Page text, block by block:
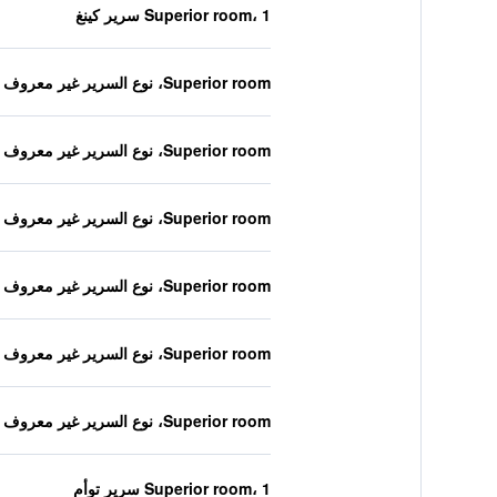
Superior room، 1 سرير كينغ
Superior room، نوع السرير غير معروف
Superior room، نوع السرير غير معروف
Superior room، نوع السرير غير معروف
Superior room، نوع السرير غير معروف
Superior room، نوع السرير غير معروف
Superior room، نوع السرير غير معروف
Superior room، 1 سرير توأم